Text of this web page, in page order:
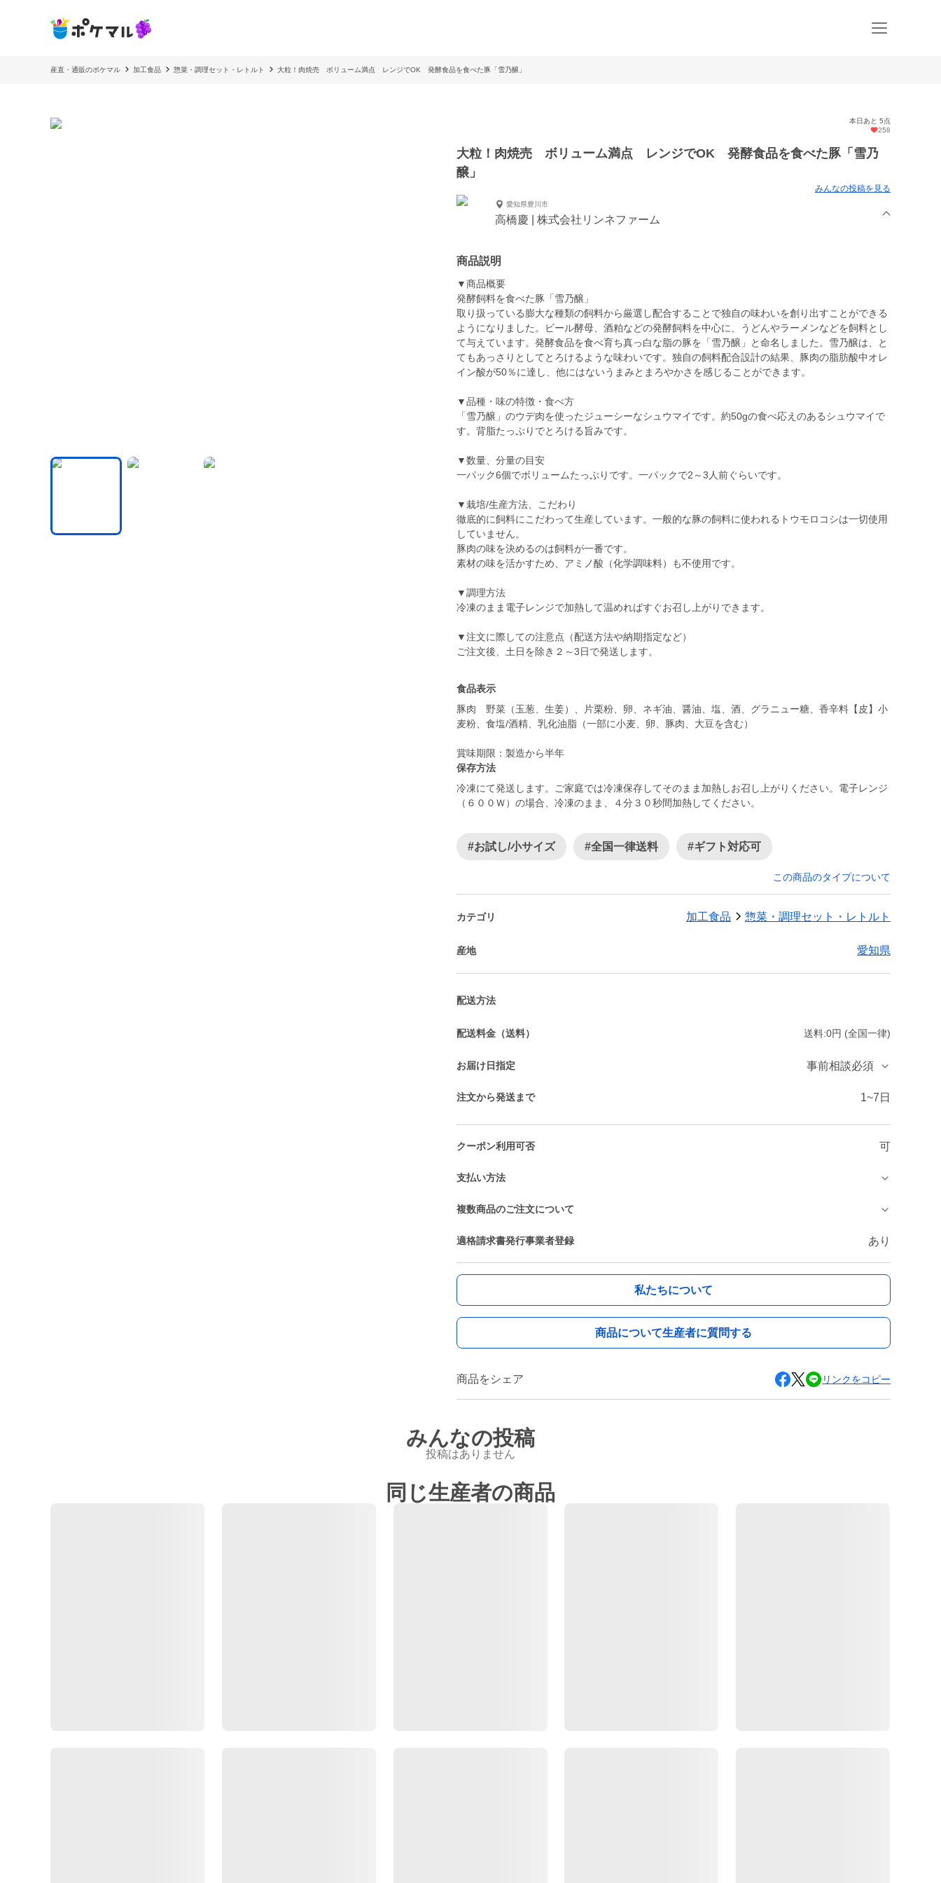
産直・通販のポケマル 加工食品 惣菜・調理セット・レトルト 大粒！肉焼売 ボリューム満点 レンジでOK 発酵食品を食べた豚「雪乃醸」
本日あと 5点
258
大粒！肉焼売 ボリューム満点 レンジでOK 発酵食品を食べた豚「雪乃
醸」
みんなの投稿を見る
愛知県豊川市
高橋慶 | 株式会社リンネファーム
商品説明
▼商品概要
発酵飼料を食べた豚「雪乃醸」
取り扱っている膨大な種類の飼料から厳選し配合することで独自の味わいを創り出すことができる
ようになりました。ビール酵母、酒粕などの発酵飼料を中心に、うどんやラーメンなどを飼料とし
て与えています。発酵食品を食べ育ち真っ白な脂の豚を「雪乃醸」と命名しました。雪乃醸は、と
てもあっさりとしてとろけるような味わいです。独自の飼料配合設計の結果、豚肉の脂肪酸中オレ
イン酸が50％に達し、他にはないうまみとまろやかさを感じることができます。
▼品種・味の特徴・食べ方
「雪乃醸」のウデ肉を使ったジューシーなシュウマイです。約50gの食べ応えのあるシュウマイで
す。背脂たっぷりでとろける旨みです。
▼数量、分量の目安
一パック6個でボリュームたっぷりです。一パックで2～3人前ぐらいです。
▼栽培/生産方法、こだわり
徹底的に飼料にこだわって生産しています。一般的な豚の飼料に使われるトウモロコシは一切使用
していません。
豚肉の味を決めるのは飼料が一番です。
素材の味を活かすため、アミノ酸（化学調味料）も不使用です。
▼調理方法
冷凍のまま電子レンジで加熱して温めればすぐお召し上がりできます。
▼注文に際しての注意点（配送方法や納期指定など）
ご注文後、土日を除き２～3日で発送します。
食品表示
豚肉 野菜（玉葱、生姜）、片栗粉、卵、ネギ油、醤油、塩、酒、グラニュー糖、香辛料【皮】小
麦粉、食塩/酒精、乳化油脂（一部に小麦、卵、豚肉、大豆を含む）
賞味期限：製造から半年
保存方法
冷凍にて発送します。ご家庭では冷凍保存してそのまま加熱しお召し上がりください。電子レンジ
（６００Ｗ）の場合、冷凍のまま、４分３０秒間加熱してください。
#お試し/小サイズ #全国一律送料 #ギフト対応可
この商品のタイプについて
カテゴリ 加工食品 惣菜・調理セット・レトルト
産地 愛知県
配送方法
配送料金（送料） 送料:0円 (全国一律)
お届け日指定 事前相談必須
注文から発送まで 1~7日
クーポン利用可否 可
支払い方法
複数商品のご注文について
適格請求書発行事業者登録 あり
私たちについて
商品について生産者に質問する
商品をシェア リンクをコピー
みんなの投稿
投稿はありません
同じ生産者の商品